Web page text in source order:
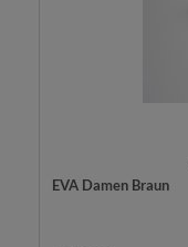
EVA Damen Braun